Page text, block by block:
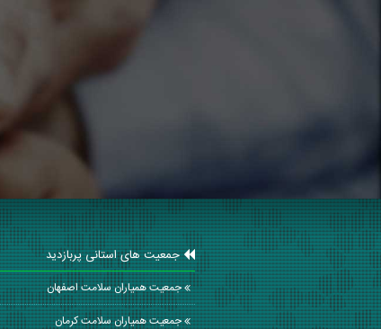
جمعیت های استانی پربازدید
جمعیت همیاران سلامت اصفهان
جمعیت همیاران سلامت كرمان